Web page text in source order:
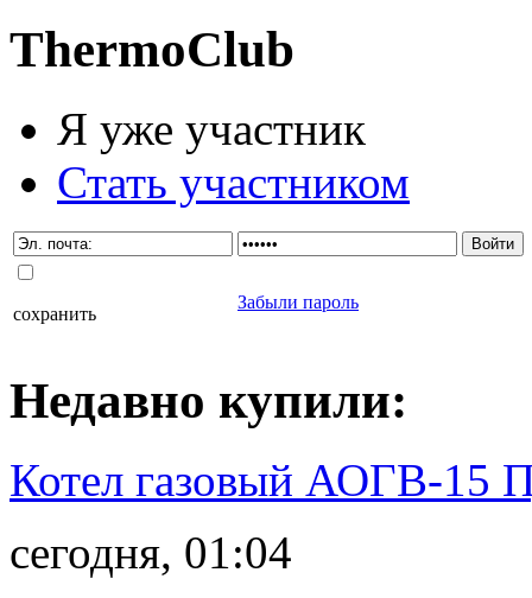
ThermoClub
Я уже участник
Стать участником
сохранить
Забыли пароль
Недавно купили:
Котел газовый АОГВ-
сегодня, 01:04